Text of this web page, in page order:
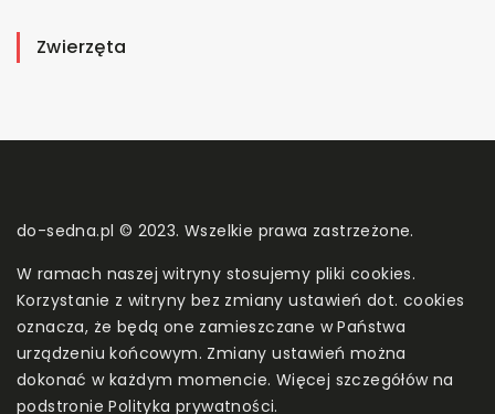
Zwierzęta
do-sedna.pl © 2023. Wszelkie prawa zastrzeżone.
W ramach naszej witryny stosujemy pliki cookies.
Korzystanie z witryny bez zmiany ustawień dot. cookies
oznacza, że będą one zamieszczane w Państwa
urządzeniu końcowym. Zmiany ustawień można
dokonać w każdym momencie. Więcej szczegółów na
podstroniePolityka prywatności.